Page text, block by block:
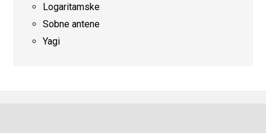
Logaritamske
Sobne antene
Yagi